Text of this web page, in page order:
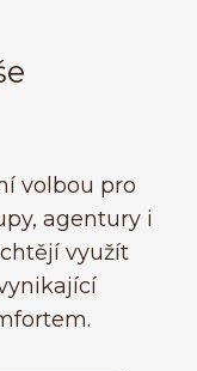
volbou pro
agentury i
využít